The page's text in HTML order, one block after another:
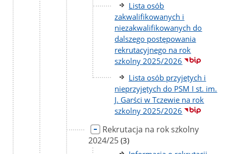
Lista osób
zakwalifikowanych i
niezakwalifikowanych do
dalszego postępowania
rekrutacyjnego na rok
szkolny 2025/2026
Lista osób przyjętych i
nieprzyjętych do PSM I st. im.
J. Garści w Tczewie na rok
szkolny 2025/2026
Rekrutacja na rok szkolny
2024/25 liczba
podstron
(3)